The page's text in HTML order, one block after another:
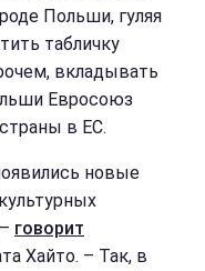
Польши, гуляя
табличку
вкладывать
Евросоюз
в ЕС.
новые
говорит
Хайто. – Так, в